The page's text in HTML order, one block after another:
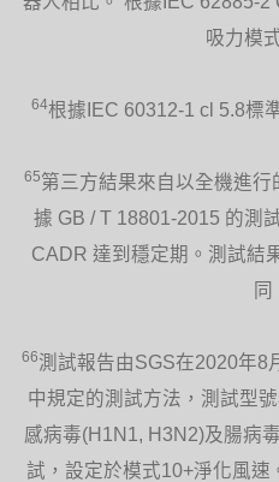
吸力模
64根據IEC 60312-1 cl 5.8標
65第三方結果來自以全機進
據 GB / T 18801-2015 的測
CADR 達到穩定期。測試結
同
66測試報告由SGS在2020年8
中規定的測試方法，測試型
感病毒(H1N1, H3N2)及腸病
試，設定於模式10+淨化風